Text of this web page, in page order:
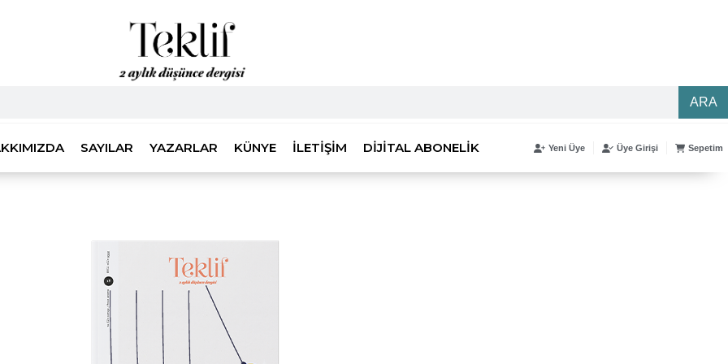
ARA
SAYILAR YAZARLAR KÜNYE İLETIŞIM DIJITAL ABONELIK Yeni Üye Üye Girişi Sepetim